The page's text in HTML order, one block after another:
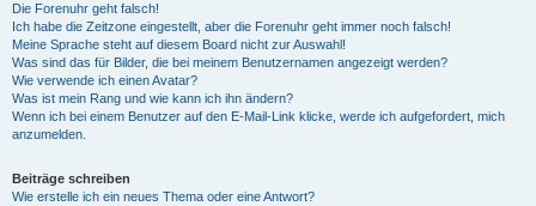
Die Forenuhr geht falsch!
Ich habe die Zeitzone eingestellt, aber die Forenuhr geht immer noch falsch!
Meine Sprache steht auf diesem Board nicht zur Auswahl!
Was sind das für Bilder, die bei meinem Benutzernamen angezeigt werden?
Wie verwende ich einen Avatar?
Was ist mein Rang und wie kann ich ihn ändern?
Wenn ich bei einem Benutzer auf den E-Mail-Link klicke, werde ich aufgefordert, mich
anzumelden.
Beiträge schreiben
Wie erstelle ich ein neues Thema oder eine Antwort?